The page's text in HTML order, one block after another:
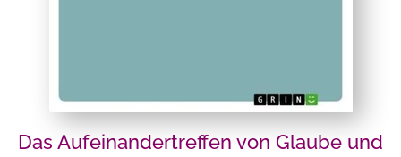
Das Aufeinandertreffen von Glaube und